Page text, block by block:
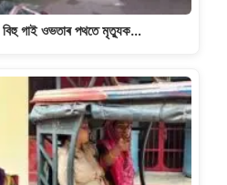
বিহু গাই ওভতাৰ পথতে মৃত্যুক…